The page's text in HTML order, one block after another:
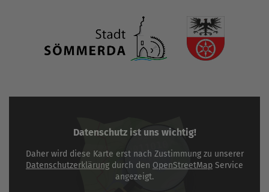
Datenschutz ist uns wichtig!
Daher wird diese Karte erst nach Zustimmung zu unserer
Datenschutzerklärung durch den OpenStreetMap Service
angezeigt.